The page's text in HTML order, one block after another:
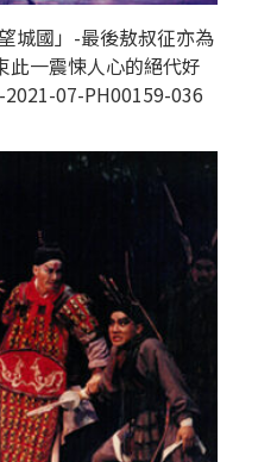
城國」-最後敖叔征亦為
此一震悚人心的絕代好
2021-07-PH00159-036